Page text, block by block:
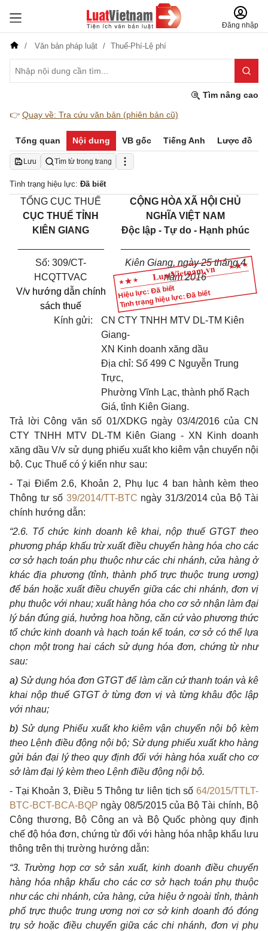
Đăng nhập
Văn bản pháp luật Thuế-Phí-Lệ phí
Tìm nâng cao
👉 Quay về: Tra cứu văn bản (phiên bản cũ)
Tổng quan Nội dung VB gốc Tiếng Anh Lược đồ
Lưu Tìm từ trong trang
Tình trạng hiệu lực: Đã biết
Hiệu lực: Đã biết
Tình trạng hiệu lực: Đã biết
TỔNG CỤC THUẾ
CỤC THUẾ TỈNH
KIÊN GIANG
CỘNG HÒA XÃ HỘI CHỦ
NGHĨA VIỆT NAM
Độc lập - Tự do - Hạnh phúc
Số: 309/CT-
HCQTTVAC
V/v hướng dẫn chính
sách thuế
Kiên Giang, ngày 25tháng4
năm 2016
Kính gửi:
CN CTY TNHH MTV DL-TM Kiên
Giang-
XN Kinh doanh xăng dầu
Địa chỉ: Số 499 C Nguyễn Trung
Trực,
Phường Vĩnh Lạc, thành phố Rạch
Giá, tỉnh Kiên Giang.
Trả lời Công văn số 01/XDKG ngày 03/4/2016 của CN
CTY TNHH MTV DL-TM Kiên Giang - XN Kinh doanh
xăng dầu V/v sử dụng phiếu xuất kho kiêm vận chuyển nội
bộ. Cục Thuế có ý kiến như sau:
- Tại Điểm 2.6, Khoản 2, Phụ lục 4 ban hành kèm theo
Thông tư số 39/2014/TT-BTC ngày 31/3/2014 của Bộ Tài
chính hướng dẫn:
“2.6. Tổ chức kinh doanh kê khai, nộp thuế GTGT theo
phương pháp khấu trừ xuất điều chuyển hàng hóa cho các
cơ sở hạch toán phụ thuộc như các chi nhánh, cửa hàng ở
khác địa phương (tỉnh, thành phố trực thuộc trung ương)
để bán hoặc xuất điều chuyển giữa các chi nhánh, đơn vị
phụ thuộc với nhau; xuất hàng hóa cho cơ sở nhận làm đại
lý bán đúng giá, hưởng hoa hồng, căn cứ vào phương thức
tổ chức kinh doanh và hạch toán kế toán, cơ sở có thể lựa
chọn một trong hai cách sử dụng hóa đơn, chứng từ như
sau:
a)Sử dụng hóa đơn GTGT để làm căn cứ thanh toán và kê
khai nộp thuế GTGT ở từng đơn vị và từng khâu độc lập
với nhau;
b) Sử dụng Phiếu xuất kho kiêm vận chuyển nội bộ kèm
theo Lệnh điều động nội bộ; Sử dụng phiếu xuất kho hàng
gửi bán đại lý theo quy định đối với hàng hóa xuất cho cơ
sở làm đại lý kèm theo Lệnh điều động nội bộ.
- Tại Khoản 3, Điều 5 Thông tư liên tịch số64/2015/TTLT-
BTC-BCT-BCA-BQP ngày 08/5/2015 của Bộ Tài chính, Bộ
Công thương, Bộ Công an và Bộ Quốc phòng quy định
chế độ hóa đơn, chứng từ đối với hàng hóa nhập khẩu lưu
thông trên thị trường hướng dẫn:
“3. Trường hợp cơ sở sản xuất, kinh doanh điều chuyển
hàng hóa nhập khẩu cho các cơ sở hạch toán phụ thuộc
như các chi nhánh, cửa hàng, cửa hiệu ở ngoài tỉnh, thành
phố trực thuộc trung ương nơi cơ sở kinh doanh đó đóng
trụ sở hoặc điều chuyển giữa các chi nhánh, đơn vị phụ